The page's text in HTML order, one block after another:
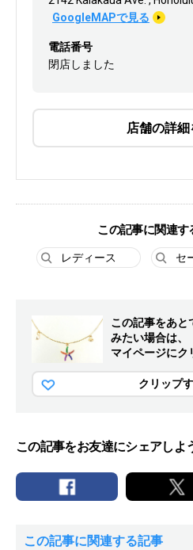
GoogleMAPで見る
電話番号
閉店しました
店舗の詳細
この記事に関連す
レディース セ
この記事をあと
みたい場合は、
マイページにク
クリップ
この記事をお友達にシェアしよ
この記事に関連する記事